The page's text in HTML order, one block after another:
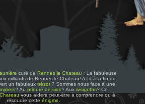
curé de Rennes le Chateau : La fabuleuse
milliards de Rennes le Chateau! A t-il à la fin du
un fabuleux trésor? Sommes nous face à une
? Au prieuré de sion? Aux wisigoths? Ce
vous aidera peut-être à comprendre ou à
résoudre cetteénigme